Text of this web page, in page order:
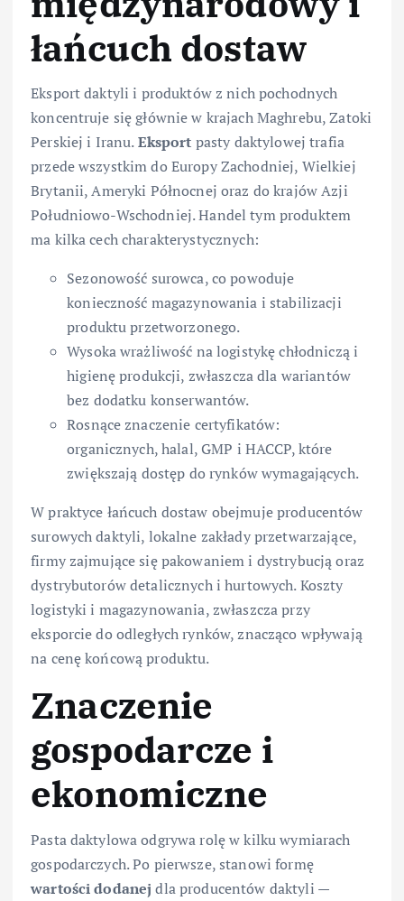
łańcuch dostaw
Eksport daktyli i produktów z nich pochodnych
koncentruje się głównie w krajach Maghrebu, Zatoki
Perskiej i Iranu.Eksport pasty daktylowej trafia
przede wszystkim do Europy Zachodniej, Wielkiej
Brytanii, Ameryki Północnej oraz do krajów Azji
Południowo-Wschodniej. Handel tym produktem
ma kilka cech charakterystycznych:
Sezonowość surowca, co powoduje
konieczność magazynowania i stabilizacji
produktu przetworzonego.
Wysoka wrażliwość na logistykę chłodniczą i
higienę produkcji, zwłaszcza dla wariantów
bez dodatku konserwantów.
Rosnące znaczenie certyfikatów:
organicznych, halal, GMP i HACCP, które
zwiększają dostęp do rynków wymagających.
W praktyce łańcuch dostaw obejmuje producentów
surowych daktyli, lokalne zakłady przetwarzające,
firmy zajmujące się pakowaniem i dystrybucją oraz
dystrybutorów detalicznych i hurtowych. Koszty
logistyki i magazynowania, zwłaszcza przy
eksporcie do odległych rynków, znacząco wpływają
na cenę końcową produktu.
Znaczenie
gospodarcze i
ekonomiczne
Pasta daktylowa odgrywa rolę w kilku wymiarach
gospodarczych. Po pierwsze, stanowi formę
wartości dodanej dla producentów daktyli —